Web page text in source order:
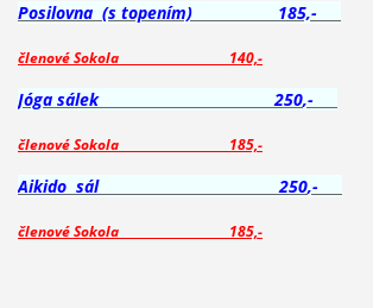
Posilovna (s topením) 185,-
členové Sokola 140,-
Jóga sálek 250,-
členové Sokola 185,-
Aikido sál 250,-
členové Sokola 185,-